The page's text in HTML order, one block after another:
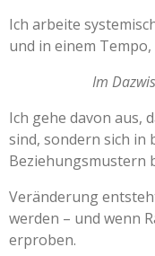
Ich arbeite
und in einem
Im
Ich gehe davon aus,
sind, sondern sich in
Beziehungsmustern
Veränderung
werden – und wenn
erproben.